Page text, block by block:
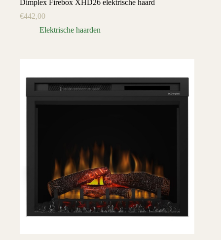
Dimplex Firebox XHD26 elektrische haard
€442,00
Elektrische haarden